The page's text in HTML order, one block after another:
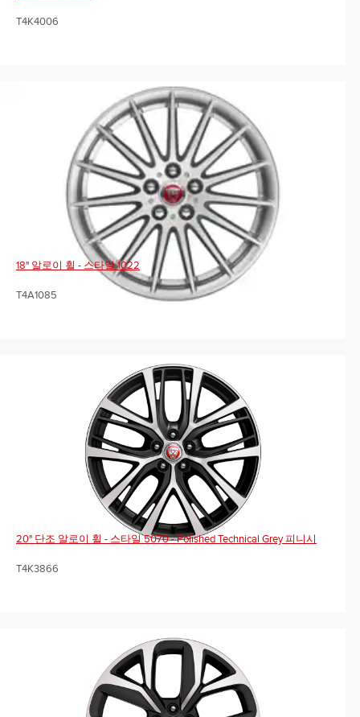
T4K4006
18" 알로이 휠 - 스타일 1022
T4A1085
20" 단조 알로이 휠 - 스타일 5070 - Polished Technical Grey 피니시
T4K3866